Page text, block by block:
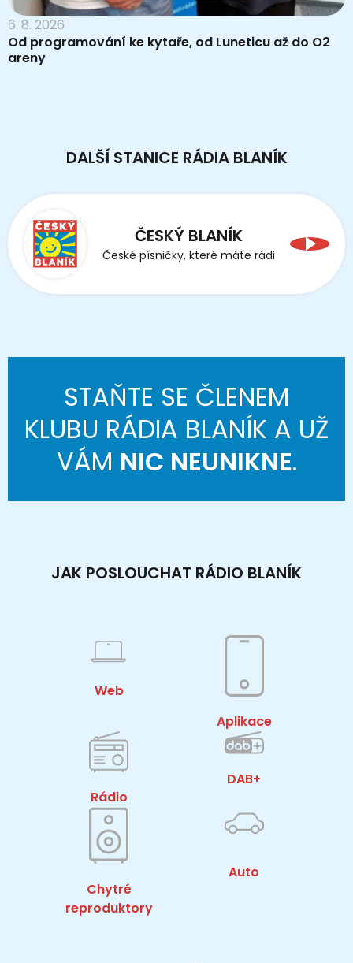
6. 8. 2026
Od programování ke kytaře, od Luneticu až do O2
areny
DALŠÍ STANICE RÁDIA BLANÍK
ČESKÝ BLANÍK
České písničky, které máte rádi
STAŇTE SE ČLENEM
KLUBU RÁDIA BLANÍK A UŽ
VÁM NIC NEUNIKNE.
JAK POSLOUCHAT RÁDIO BLANÍK
Web
Aplikace
Rádio
DAB+
Chytré
reproduktory
Auto